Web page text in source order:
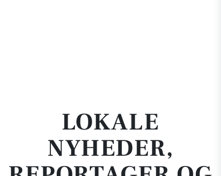
LOKALE
NYHEDER,